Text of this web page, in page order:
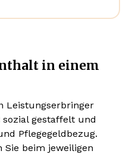
in einem
Leistungserbringer
gestaffelt und
Pflegegeldbezug.
Sie beim jeweiligen